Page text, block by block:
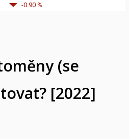
-0.90 %
(se
[2022]